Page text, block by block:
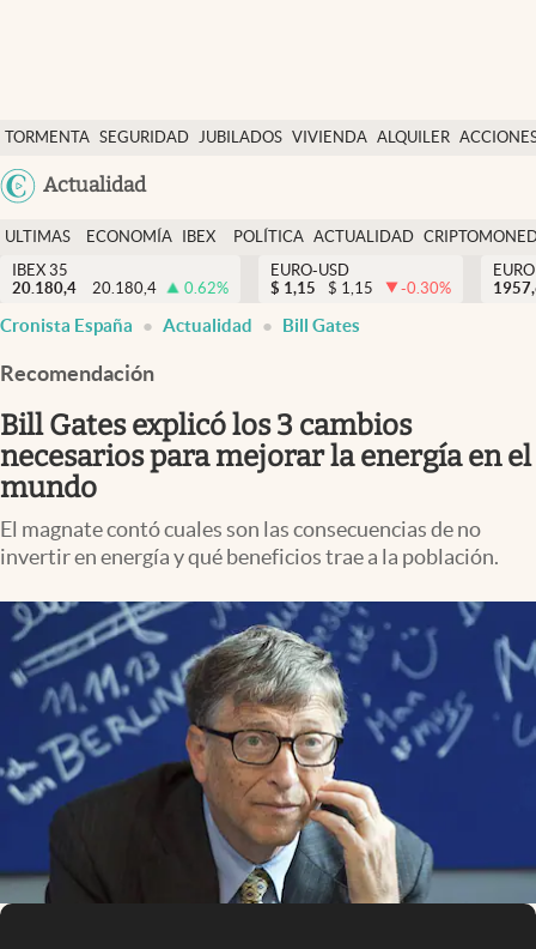
TORMENTA SEGURIDAD JUBILADOS VIVIENDA ALQUILER
Actualidad
Economía y finanzas
Política
Actualidad
Criptomonedas
España
ULTIMAS
NOTICIAS
ECONOMÍA
FINANZAS
IBEX
EURO
POLÍTICA ACTUALIDAD
IBEX 35
20.180,4
20.180,4 0.62%
EURO-USD
$ 1,15 $ 1,15 -0.30%
Cronista España Actualidad Bill Gates
Recomendación
Bill Gates explicó los 3 cambios
necesarios para mejorar la energía en el
mundo
El magnate contó cuales son las consecuencias de no
invertir en energía y qué beneficios trae a la población.